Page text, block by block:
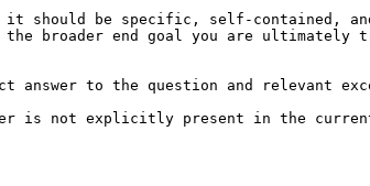
it should be specific, self-contained,
broader end goal you are
answer to the question and relevant
is not explicitly present in the